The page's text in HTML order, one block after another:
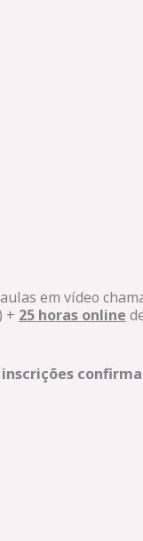
em vídeo
+ 25 horas online